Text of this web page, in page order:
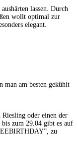
lassen. Durch
wollt optimal zur
elegant.
man am besten gekühlt
oder einen der
bis zum 29.04 gibt es auf
zu